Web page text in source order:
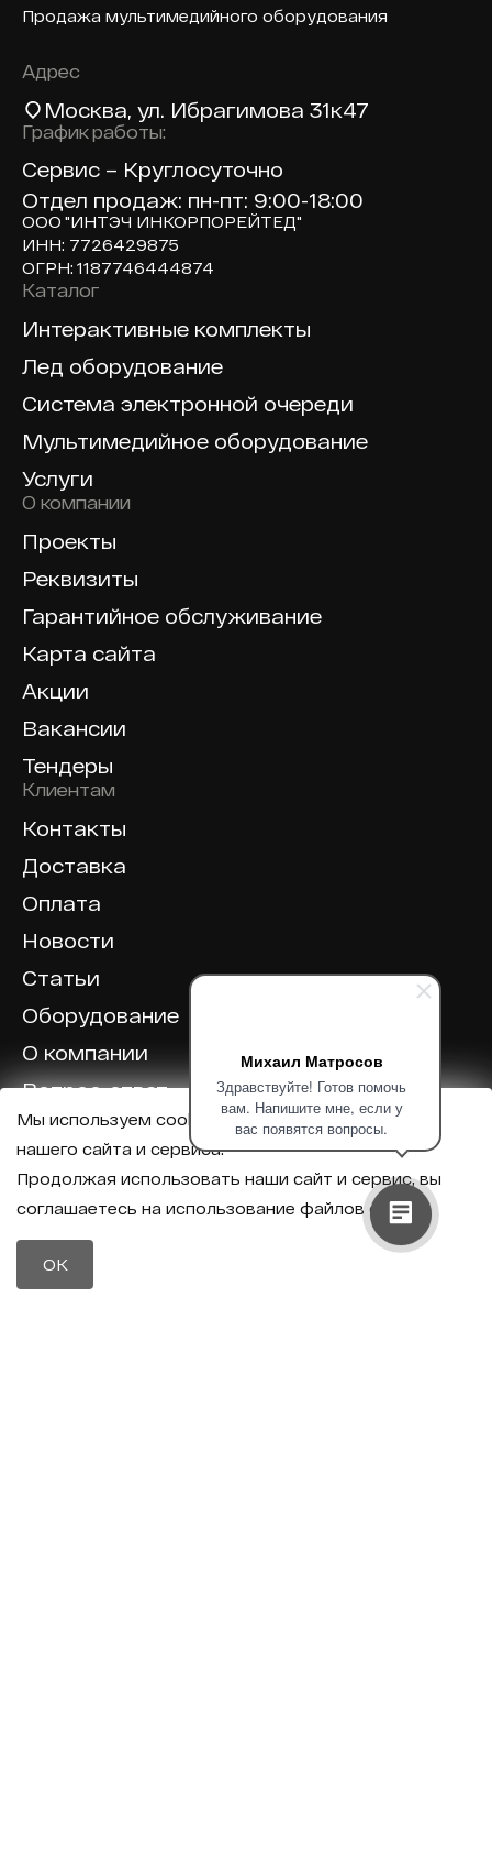
Михаил Матросов
Здравствуйте! Готов помочь
вам. Напишите мне, если у
вас появятся вопросы.
Продажа мультимедийного оборудования
Адрес
Москва, ул. Ибрагимова 31к47
График работы:
Сервис – Круглосуточно
Отдел продаж: пн-пт: 9:00-18:00
ООО "ИНТЭЧ ИНКОРПОРЕЙТЕД"
ИНН: 7726429875
ОГРН: 1187746444874
Доп навигация по сайту
Каталог
Интерактивные комплекты
Лед оборудование
Система электронной очереди
Мультимедийное оборудование
Услуги
О компании
Проекты
Реквизиты
Гарантийное обслуживание
Карта сайта
Акции
Вакансии
Тендеры
Клиентам
Контакты
Доставка
Оплата
Новости
Статьи
Оборудование
О компании
Вопрос-ответ
Отзывы
Политика конфиденциальности
Политика обработки персональных данных
8 (800) 600-40-37
Мы используем cookie для корректной работы
нашего сайта и сервиса.
Продолжая использовать наши сайт и сервис, вы
соглашаетесь на использование файлов cookie.
OK